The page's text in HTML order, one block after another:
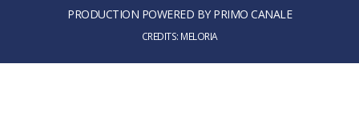
PRODUCTION POWERED BY PRIMO CANALE
CREDITS: MELORIA